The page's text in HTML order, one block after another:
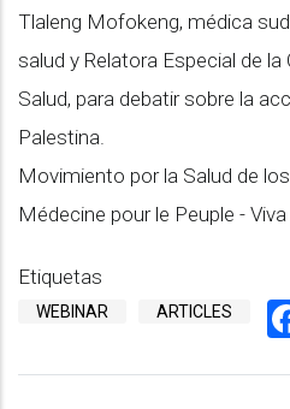
Tlaleng Mofokeng, médica
salud y Relatora Especial de
Salud, para debatir sobre la
Palestina.
Movimiento por la Salud de
Médecine pour le Peuple -
Etiquetas
WEBINAR ARTICLES